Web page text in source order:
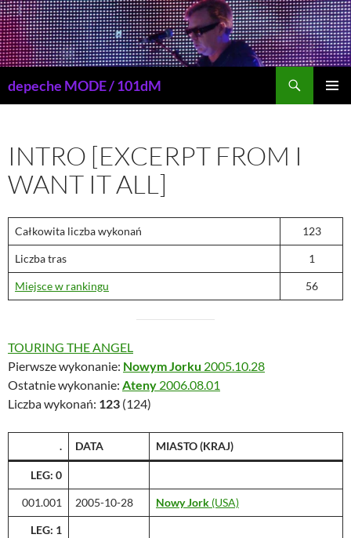
Przejdź
do
treści
depeche MODE / 101dM
INTRO [EXCERPT FROM I
WANT IT ALL]
Całkowita liczba wykonań 123
Liczba tras 1
Miejsce w rankingu 56
TOURING THE ANGEL
Pierwsze wykonanie: Nowym Jorku 2005.10.28
Ostatnie wykonanie: Ateny 2006.08.01
Liczba wykonań: 123 (124)
. DATA MIASTO (KRAJ)
LEG: 0
001.001 2005-10-28 Nowy Jork (USA)
LEG: 1